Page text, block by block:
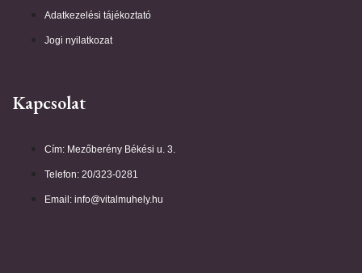
Adatkezelési tájékoztató
Jogi nyilatkozat
Kapcsolat
Cím: Mezőberény Békési u. 3.
Telefon: 20/323-0281
Email: info@vitalmuhely.hu